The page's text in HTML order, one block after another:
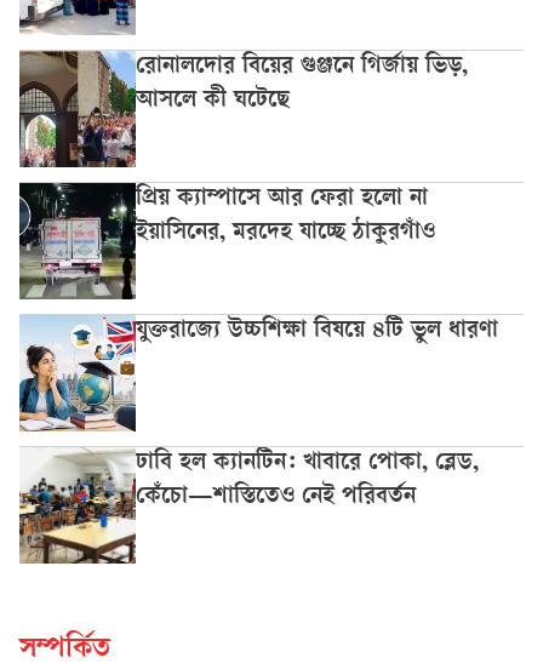
রোনালদোর বিয়ের গুঞ্জনে গির্জায় ভিড়,
আসলে কী ঘটেছে
প্রিয় ক্যাম্পাসে আর ফেরা হলো না
ইয়াসিনের, মরদেহ যাচ্ছে ঠাকুরগাঁও
যুক্তরাজ্যে উচ্চশিক্ষা বিষয়ে ৪টি ভুল ধারণা
ঢাবি হল ক্যানটিন: খাবারে পোকা, ব্লেড,
কেঁচো—শাস্তিতেও নেই পরিবর্তন
সম্পর্কিত